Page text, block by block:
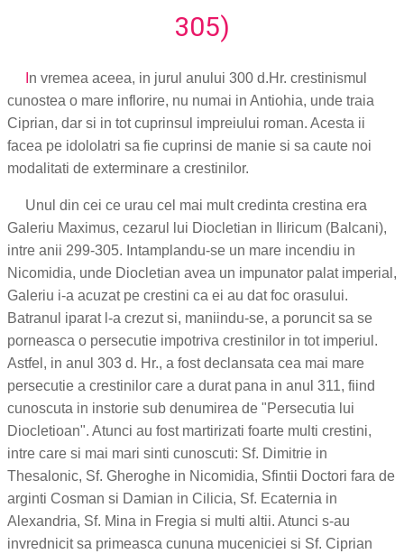
305)
n vremea aceea, in jurul anului 300 d.Hr. crestinismul
cunostea o mare inflorire, nu numai in Antiohia, unde traia
Ciprian, dar si in tot cuprinsul impreiului roman. Acesta ii
facea pe idololatri sa fie cuprinsi de manie si sa caute noi
modalitati de exterminare a crestinilor.
Unul din cei ce urau cel mai mult credinta crestina era
Galeriu Maximus, cezarul lui Diocletian in Iliricum (Balcani),
intre anii 299-305. Intamplandu-se un mare incendiu in
Nicomidia, unde Diocletian avea un impunator palat imperial,
Galeriu i-a acuzat pe crestini ca ei au dat foc orasului.
Batranul iparat l-a crezut si, maniindu-se, a poruncit sa se
porneasca o persecutie impotriva crestinilor in tot imperiul.
Astfel, in anul 303 d. Hr., a fost declansata cea mai mare
persecutie a crestinilor care a durat pana in anul 311, fiind
cunoscuta in instorie sub denumirea de "Persecutia lui
Diocletioan". Atunci au fost martirizati foarte multi crestini,
intre care si mai mari sinti cunoscuti: Sf. Dimitrie in
Thesalonic, Sf. Gheroghe in Nicomidia, Sfintii Doctori fara de
arginti Cosman si Damian in Cilicia, Sf. Ecaternia in
Alexandria, Sf. Mina in Fregia si multi altii. Atunci s-au
invrednicit sa primeasca cununa muceniciei si Sf. Ciprian